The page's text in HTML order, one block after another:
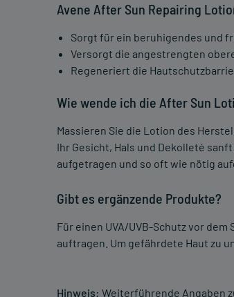
Avene After Sun Repairing
Sorgt für ein beruhigendes und
Versorgt die angestrengten
Regeneriert die
Wie wende ich die After Sun
Massieren Sie die Lotion des
Ihr Gesicht, Hals und Dekolleté
aufgetragen und so oft wie nötig
Gibt es ergänzende Produkte?
Für einen UVA/UVB-Schutz vor dem
auftragen. Um gefährdete Haut zu
Hinweis: Weiterführende Angaben